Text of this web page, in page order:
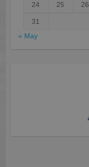
24 25 26
31
« May